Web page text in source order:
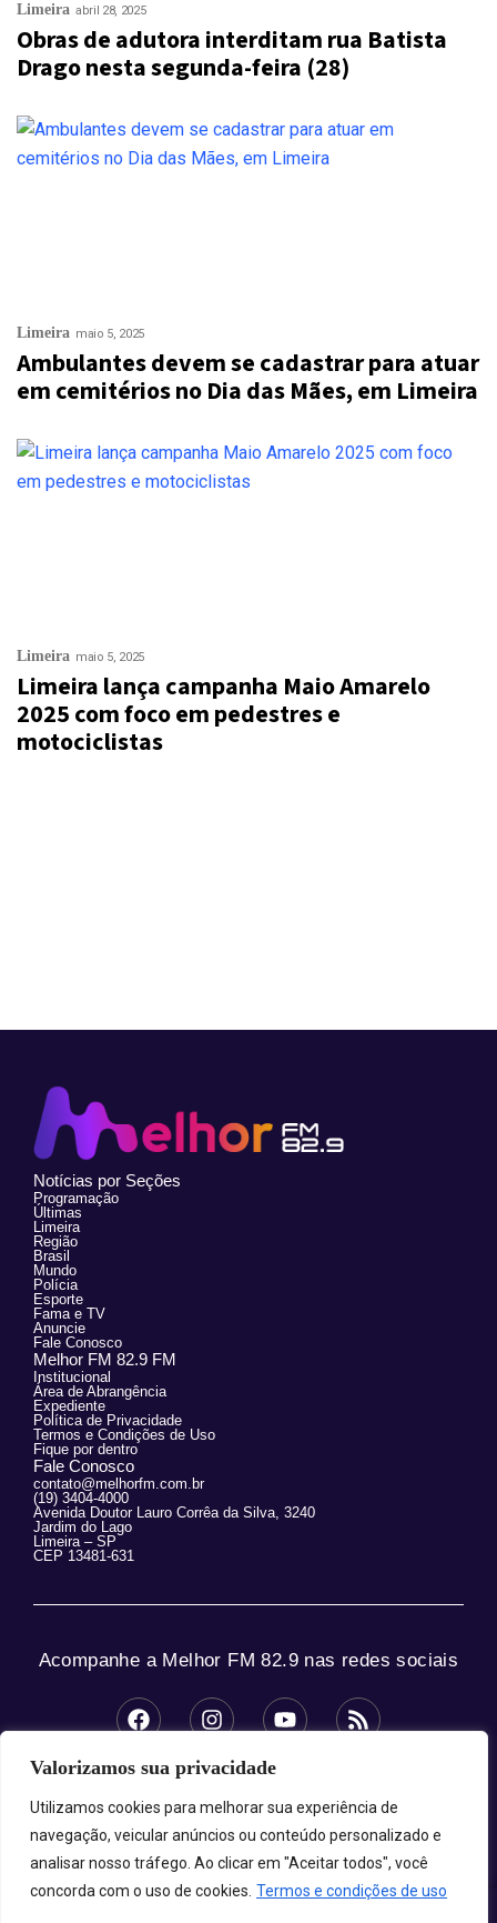
Valorizamos sua privacidade
Utilizamos cookies para melhorar sua experiência de
navegação, veicular anúncios ou conteúdo personalizado e
analisar nosso tráfego. Ao clicar em "Aceitar todos", você
concorda com o uso de cookies. Termos e condições de uso
Limeira abril 28, 2025
Obras de adutora interditam rua Batista
Drago nesta segunda-feira (28)
Limeira maio 5, 2025
Ambulantes devem se cadastrar para atuar
em cemitérios no Dia das Mães, em Limeira
Limeira maio 5, 2025
Limeira lança campanha Maio Amarelo
2025 com foco em pedestres e
motociclistas
Notícias por Seções
Programação
Últimas
Limeira
Região
Brasil
Mundo
Polícia
Esporte
Fama e TV
Anuncie
Fale Conosco
Melhor FM 82.9 FM
Institucional
Área de Abrangência
Expediente
Política de Privacidade
Termos e Condições de Uso
Fique por dentro
Fale Conosco
contato@melhorfm.com.br
(19) 3404-4000
Avenida Doutor Lauro Corrêa da Silva, 3240
Jardim do Lago
Limeira – SP
CEP 13481-631
Acompanhe a Melhor FM 82.9 nas redes sociais
© 2025 Melhor FM 82.9 – Todos os direitos
reservados.